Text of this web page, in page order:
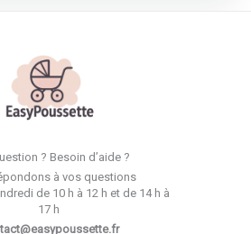
? Besoin d’aide ?
à vos questions
de 10 h à 12 h et de 14 h à
17 h